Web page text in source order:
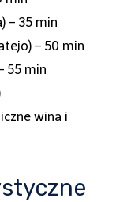
– 35 min
– 50 min
55 min
wina i